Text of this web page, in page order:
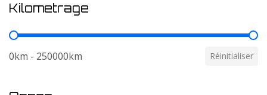
Kilometrage
Kilometrage
0km - 250000km Réinitialiser